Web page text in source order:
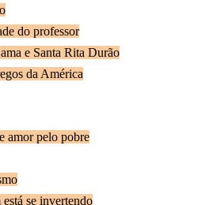
do professor
e Santa Rita Durão
da América
amor pelo pobre
se invertendo